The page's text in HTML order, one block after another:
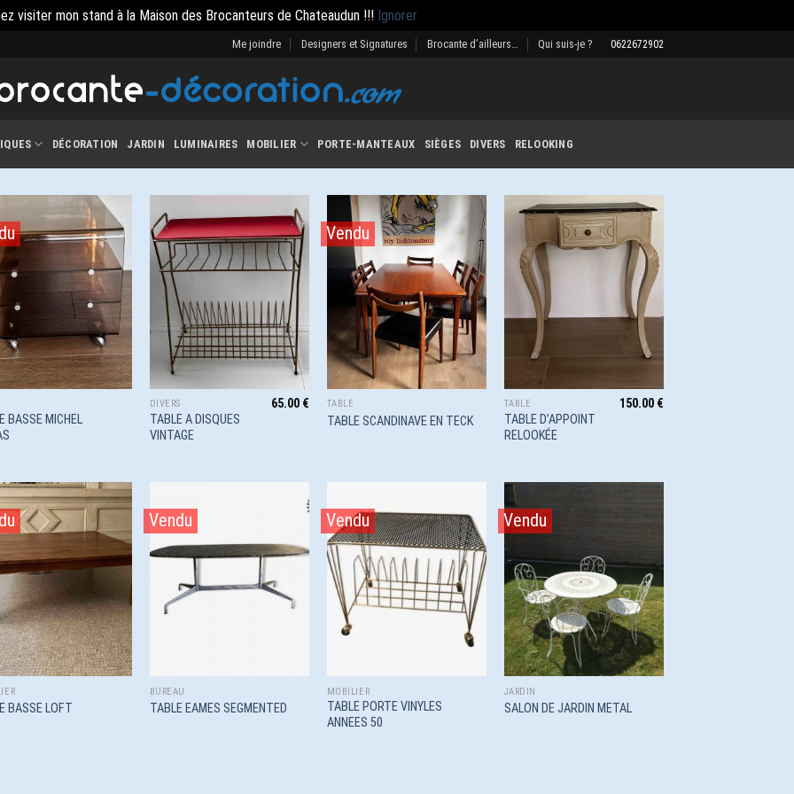
visiter mon stand à la Maison des Brocanteurs de Chateaudun !!! Ignorer
Me joindre Designers et Signatures Brocante d’ailleurs… Qui suis-je ? 0622672902
DÉCORATION JARDIN LUMINAIRES MOBILIER PORTE-MANTEAUX SIÈGES DIVERS RELOOKING
Ajouter
à la
wishlist
BASSE MICHEL
Ajouter
à la
wishlist
DIVERS
TABLE A DISQUES
VINTAGE
65.00 €
Vendu
wishlist
TABLE
TABLE SCANDINAVE EN TECK
Ajouter
à la
wishlist
TABLE
TABLE D’APPOINT
RELOOKÉE
150.00 €
Ajouter
wishlist
BASSE LOFT
Vendu
à la
wishlist
BUREAU
TABLE EAMES SEGMENTED
Vendu
Ajouter
à la
wishlist
MOBILIER
TABLE PORTE VINYLES
ANNEES 50
Vendu
JARDIN
SALON DE JARDIN METAL